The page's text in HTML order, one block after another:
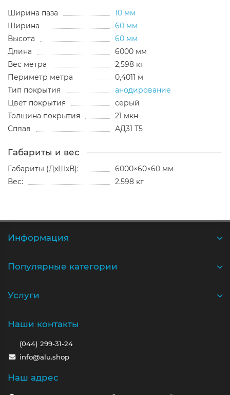
Ширина паза
10 мм
Ширина
60 мм
Высота
60 мм
Длина
6000 мм
Вес метра
2,598 кг
Периметр метра
0,4011 м
Тип покрытия
анодирование
Цвет покрытия
серый
Толщина покрытия
21 мкн
Сплав
АД31 Т5
Габариты и вес
Габариты (ДхШхВ):
6000×60×60 мм
Вес:
2.598 кг
Информация
Популярные категории
Услуги
Наши контакты
(044) 299-31-24
info@alu.shop
Наш адрес